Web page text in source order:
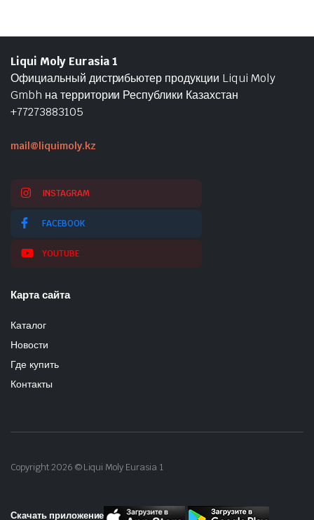
Liqui Moly Eurasia 1
Официальный дистрибьютер продукции Liqui Moly
Gmbh на территории Республики Казахстан
+77273883105
mail@liquimoly.kz
INSTAGRAM
FACEBOOK
YOUTUBE
Карта сайта
Каталог
Новости
Где купить
Контакты
Copyright 2026 © Liqui Moly Eurasia 1
Скачать приложение